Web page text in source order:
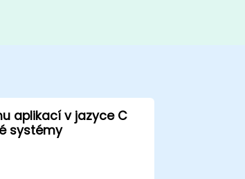
aplikací v jazyce C
systémy